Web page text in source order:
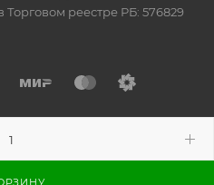
реестре РБ: 576829
в